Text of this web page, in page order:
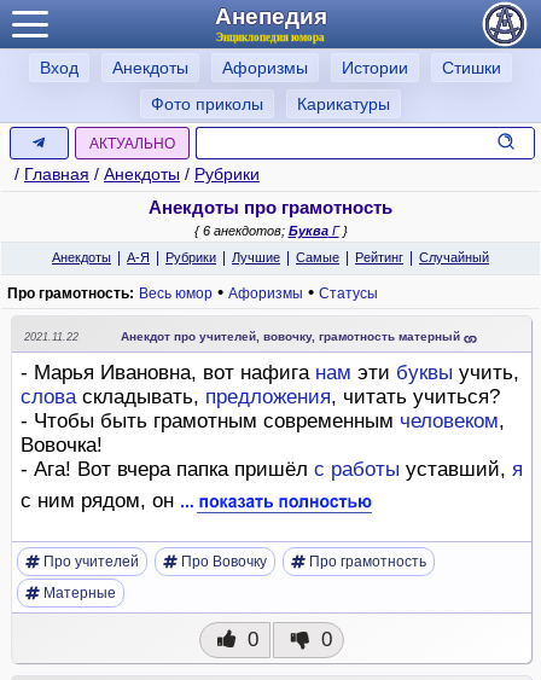
Анепедия
Энциклопедия юмора
Вход Анекдоты Афоризмы Истории
Стишки
Фото приколы
Карикатуры
АКТУАЛЬНО
/ Главная / Анекдоты / Рубрики
Анекдоты про грамотность
{ 6 анекдотов; БукваГ}
Анекдоты
А-Я Рубрики Лучшие Самые Рейтинг Случайный
Про грамотность: Весь юмор • Афоризмы • Статусы
2021.11.22 Анекдот про учителей, вовочку, грамотность матерный
- Марья Ивановна, вот нафига нам эти буквы учить,
словаскладывать, предложения, читать учиться?
- Чтобы быть грамотным современным человеком,
Вовочка!
- Ага! Вот вчера папка пришёл с работы уставший, я
с ним рядом, он
Про учителей Про Вовочку
Про грамотность
Матерные
0 0